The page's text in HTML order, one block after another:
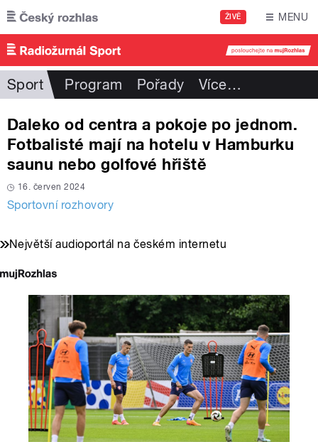
Přejít k hlavnímu obsahu
ŽIVĚ MENU
Sport Program Pořady Více…
Daleko od centra a pokoje po jednom.
Fotbalisté mají na hotelu v Hamburku
saunu nebo golfové hřiště
16. červen 2024
Sportovní rozhovory
Největší audioportál na českém internetu